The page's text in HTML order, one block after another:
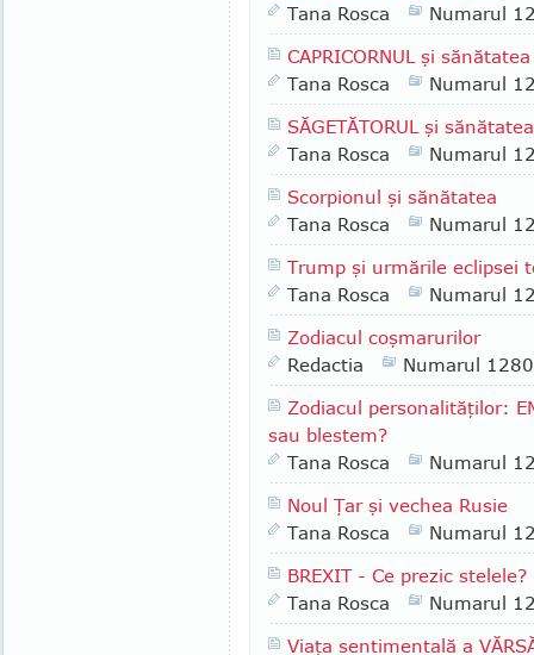
Tana Rosca
Numarul
CAPRICORNUL şi sănătatea
Tana Rosca
Numarul
SĂGETĂTORUL şi sănătatea
Tana Rosca
Numarul
Scorpionul şi sănătatea
Tana Rosca
Numarul
Trump şi urmările eclipsei
Tana Rosca
Numarul
Zodiacul coşmarurilor
Redactia
Numarul 1280
Zodiacul personalităţilor:
sau blestem?
Tana Rosca
Numarul
Noul Ţar şi vechea Rusie
Tana Rosca
Numarul
BREXIT - Ce prezic stelele?
Tana Rosca
Numarul
Viaţa sentimentală a